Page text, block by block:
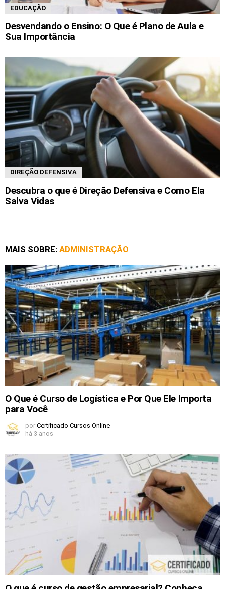
EDUCAÇÃO
Desvendando o Ensino: O Que é Plano de Aula e
Sua Importância
DIREÇÃO DEFENSIVA
Descubra o que é Direção Defensiva e Como Ela
Salva Vidas
MAIS SOBRE: ADMINISTRAÇÃO
O Que é Curso de Logística e Por Que Ele Importa
para Você
por Certificado Cursos Online
há 3 anos